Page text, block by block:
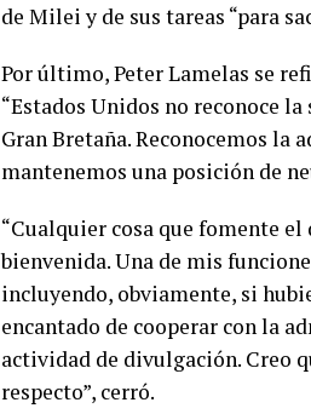
de Milei y de sus tareas “para
Por último, Peter Lamelas se
“Estados Unidos no reconoce
Gran Bretaña. Reconocemos
mantenemos una posición de
“Cualquier cosa que fomente
bienvenida. Una de mis
incluyendo, obviamente, si
encantado de cooperar con la
actividad de divulgación. Creo
respecto”, cerró.